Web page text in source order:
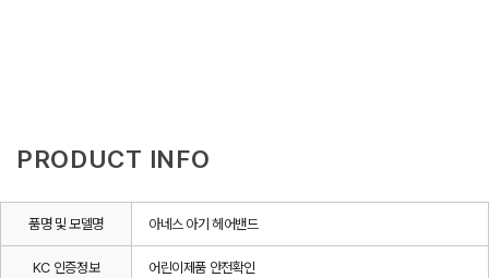
PRODUCT INFO
품명 및 모델명 아네스 아기 헤어밴드
KC 인증정보 어린이제품 안전확인